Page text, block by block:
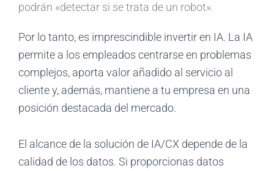
podrán «detectar si se trata de un robot».
Por lo tanto, es imprescindible invertir en IA. La IA
permite a los empleados centrarse en problemas
complejos, aporta valor añadido al servicio al
cliente y, además, mantiene a tu empresa en una
posición destacada del mercado.
El alcance de la solución de IA/CX depende de la
calidad de los datos. Si proporcionas datos